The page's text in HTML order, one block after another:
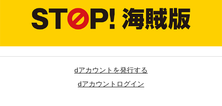
dアカウントを発行する
dアカウントログイン